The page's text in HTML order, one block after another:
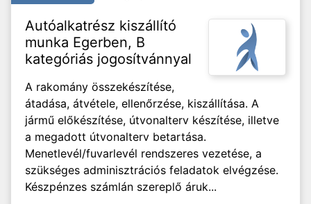
Autóalkatrész kiszállító
munka Egerben, B
kategóriás jogosítvánnyal
A rakomány összekészítése,
átadása, átvétele, ellenőrzése, kiszállítása. A
jármű előkészítése, útvonalterv készítése, illetve
a megadott útvonalterv betartása.
Menetlevél/fuvarlevél rendszeres vezetése, a
szükséges adminisztrációs feladatok elvégzése.
Készpénzes számlán szereplő áruk...